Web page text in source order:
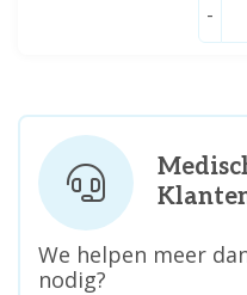
-
We helpen meer
nodig?